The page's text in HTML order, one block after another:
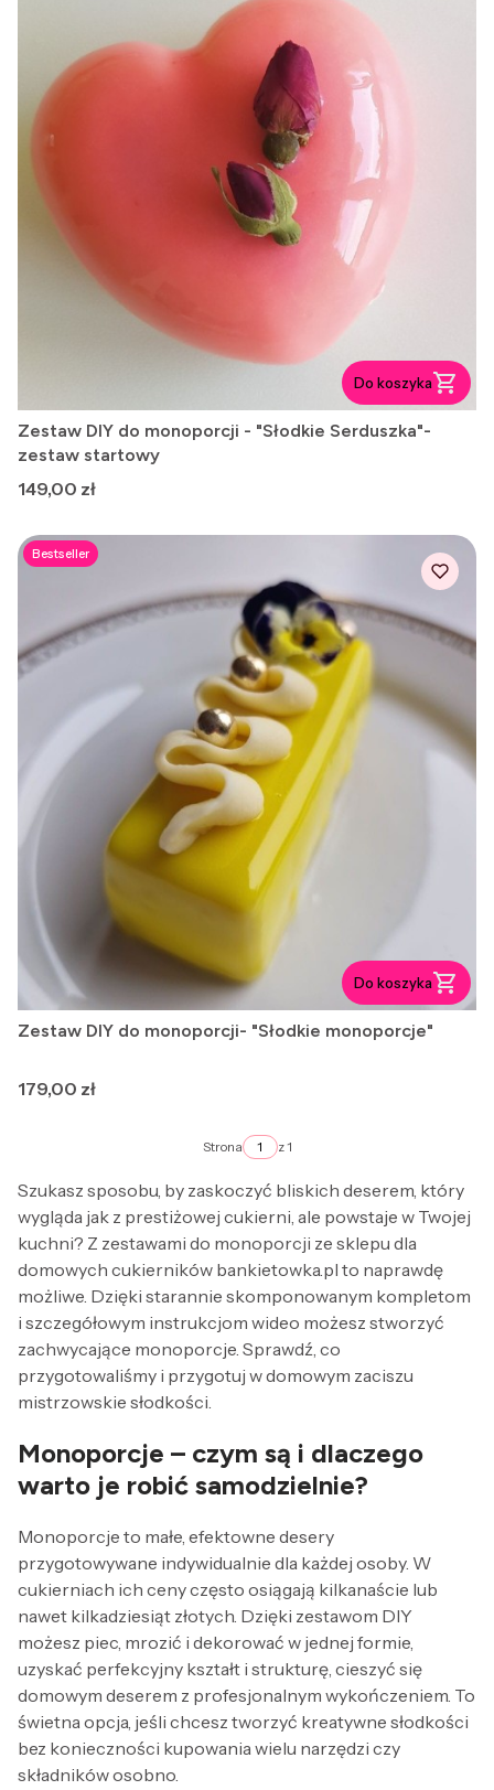
Do koszyka
Zestaw DIY do monoporcji - "Słodkie Serduszka"-
zestaw startowy
Cena
149,00 zł
Bestseller
Do koszyka
Zestaw DIY do monoporcji- "Słodkie monoporcje"
Cena
179,00 zł
Strona z 1
Szukasz sposobu, by zaskoczyć bliskich deserem, który
wygląda jak z prestiżowej cukierni, ale powstaje w Twojej
kuchni? Z zestawami do monoporcji ze sklepu dla
domowych cukierników bankietowka.pl to naprawdę
możliwe. Dzięki starannie skomponowanym kompletom
i szczegółowym instrukcjom wideo możesz stworzyć
zachwycające monoporcje. Sprawdź, co
przygotowaliśmy i przygotuj w domowym zaciszu
mistrzowskie słodkości.
Monoporcje – czym są i dlaczego
warto je robić samodzielnie?
Monoporcje to małe, efektowne desery
przygotowywane indywidualnie dla każdej osoby. W
cukierniach ich ceny często osiągają kilkanaście lub
nawet kilkadziesiąt złotych. Dzięki zestawom DIY
możesz piec, mrozić i dekorować w jednej formie,
uzyskać perfekcyjny kształt i strukturę, cieszyć się
domowym deserem z profesjonalnym wykończeniem. To
świetna opcja, jeśli chcesz tworzyć kreatywne słodkości
bez konieczności kupowania wielu narzędzi czy
składników osobno.